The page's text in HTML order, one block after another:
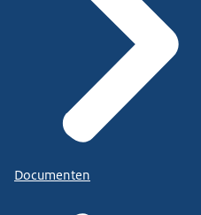
Documenten